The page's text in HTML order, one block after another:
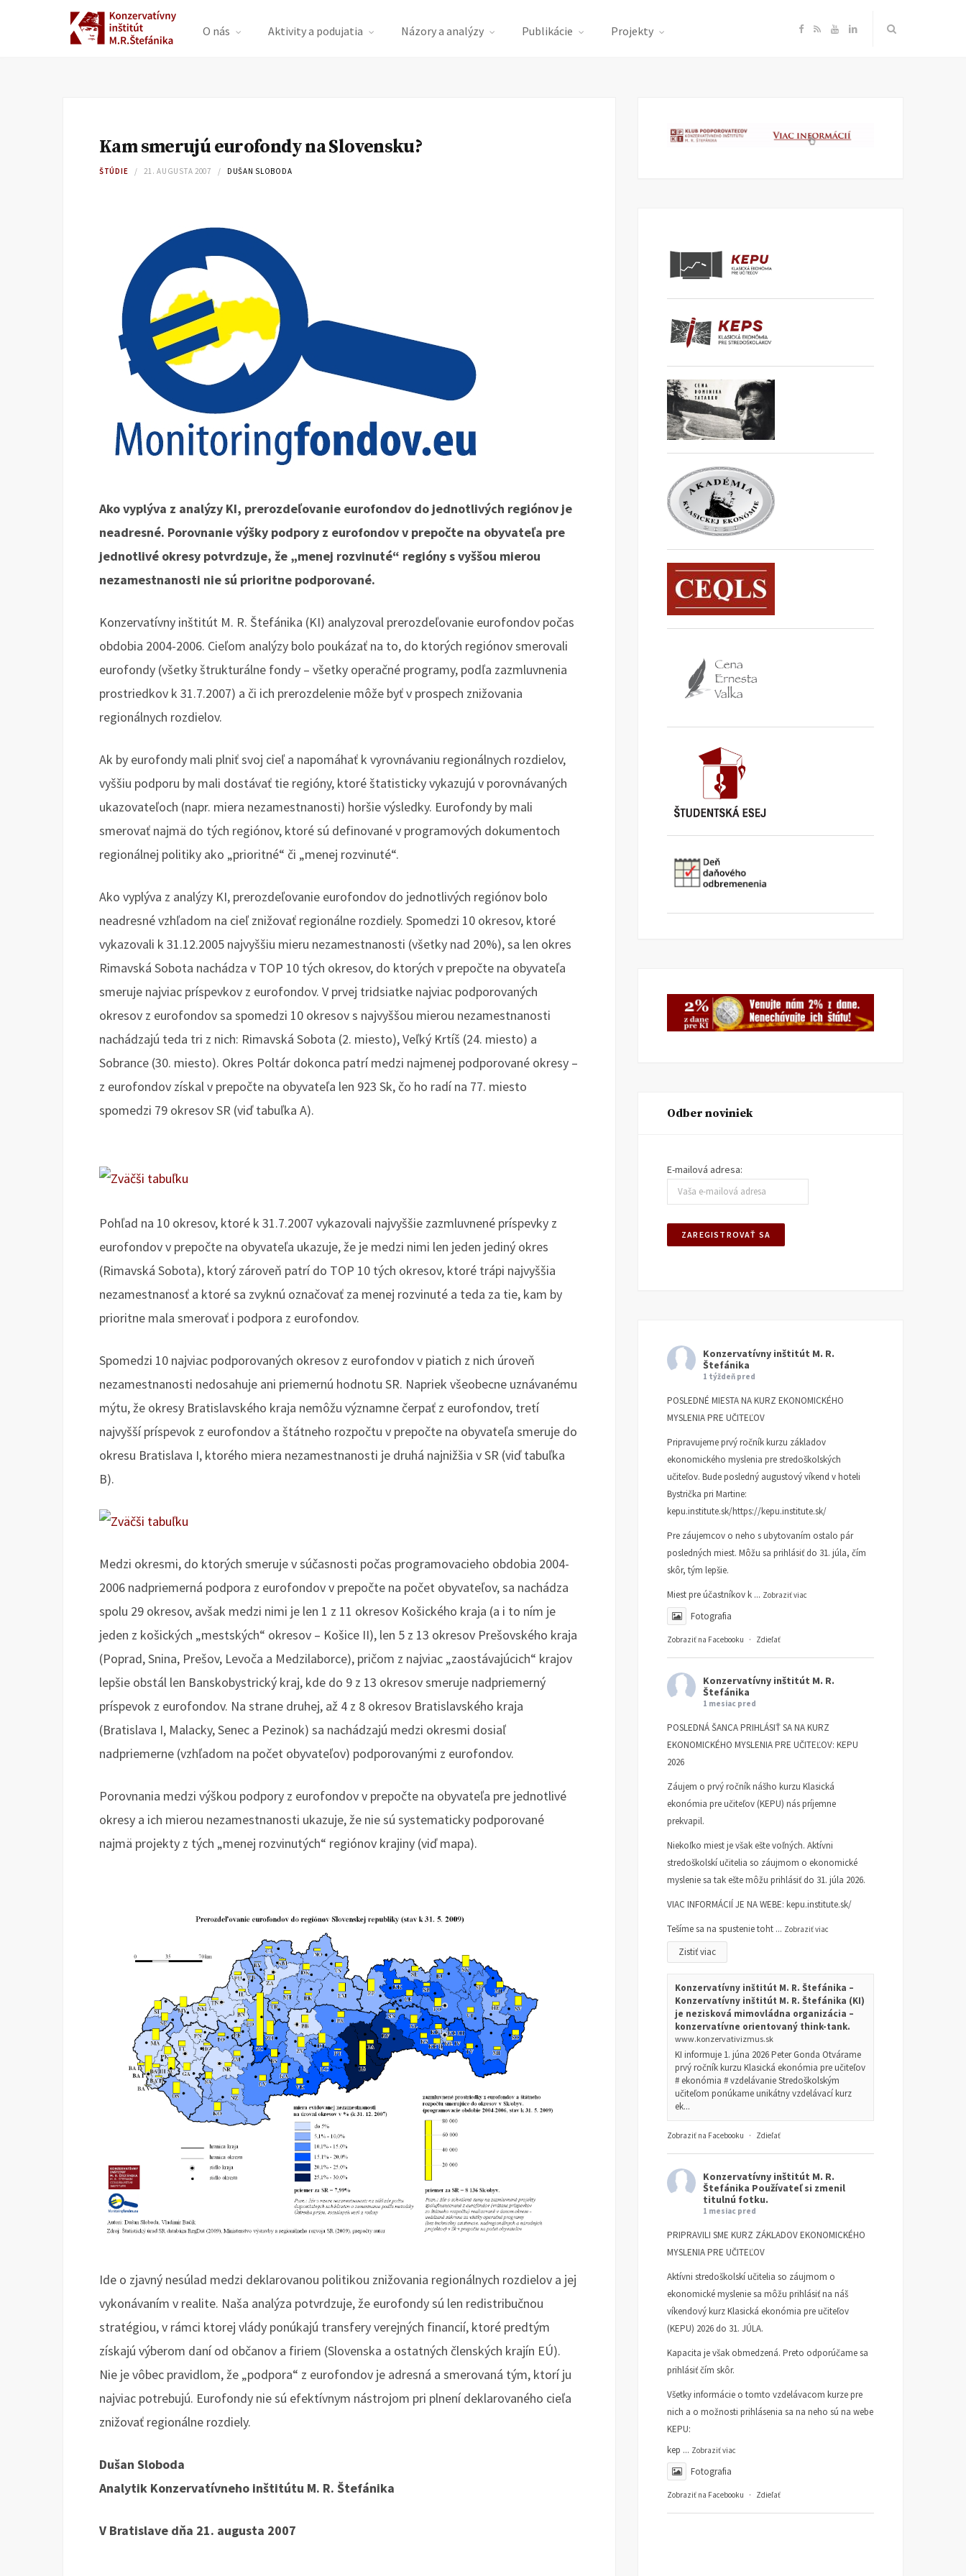
O nás Aktivity a podujatia Názory a analýzy Publikácie Projekty F
e
R Y
T
L
Kam smerujú eurofondy na Slovensku?
ŠTÚDIE 21. AUGUSTA 2007 DUŠAN SLOBODA
Ako vyplýva z analýzy KI, prerozdeľovanie eurofondov do jednotlivých regiónov je
neadresné. Porovnanie výšky podpory z eurofondov v prepočte na obyvateľa pre
jednotlivé okresy potvrdzuje, že „menej rozvinuté“ regióny s vyššou mierou
nezamestnanosti nie sú prioritne podporované.
Konzervatívny inštitút M. R. Štefánika (KI) analyzoval prerozdeľovanie eurofondov počas
obdobia 2004-2006. Cieľom analýzy bolo poukázať na to, do ktorých regiónov smerovali
eurofondy (všetky štrukturálne fondy – všetky operačné programy, podľa zazmluvnenia
prostriedkov k 31.7.2007) a či ich prerozdelenie môže byť v prospech znižovania
regionálnych rozdielov.
Ak by eurofondy mali plniť svoj cieľ a napomáhať k vyrovnávaniu regionálnych rozdielov,
vyššiu podporu by mali dostávať tie regióny, ktoré štatisticky vykazujú v porovnávaných
ukazovateľoch (napr. miera nezamestnanosti) horšie výsledky. Eurofondy by mali
smerovať najmä do tých regiónov, ktoré sú definované v programových dokumentoch
regionálnej politiky ako „prioritné“ či „menej rozvinuté“.
Ako vyplýva z analýzy KI, prerozdeľovanie eurofondov do jednotlivých regiónov bolo
neadresné vzhľadom na cieľ znižovať regionálne rozdiely. Spomedzi 10 okresov, ktoré
vykazovali k 31.12.2005 najvyššiu mieru nezamestnanosti (všetky nad 20%), sa len okres
Rimavská Sobota nachádza v TOP 10 tých okresov, do ktorých v prepočte na obyvateľa
smeruje najviac príspevkov z eurofondov. V prvej tridsiatke najviac podporovaných
okresov z eurofondov sa spomedzi 10 okresov s najvyššou mierou nezamestnanosti
nachádzajú teda tri z nich: Rimavská Sobota (2. miesto), Veľký Krtíš (24. miesto) a
Sobrance (30. miesto). Okres Poltár dokonca patrí medzi najmenej podporované okresy –
z eurofondov získal v prepočte na obyvateľa len 923 Sk, čo ho radí na 77. miesto
spomedzi 79 okresov SR (viď tabuľka A).
Pohľad na 10 okresov, ktoré k 31.7.2007 vykazovali najvyššie zazmluvnené príspevky z
eurofondov v prepočte na obyvateľa ukazuje, že je medzi nimi len jeden jediný okres
(Rimavská Sobota), ktorý zároveň patrí do TOP 10 tých okresov, ktoré trápi najvyššia
nezamestnanosť a ktoré sa zvyknú označovať za menej rozvinuté a teda za tie, kam by
prioritne mala smerovať i podpora z eurofondov.
Spomedzi 10 najviac podporovaných okresov z eurofondov v piatich z nich úroveň
nezamestnanosti nedosahuje ani priemernú hodnotu SR. Napriek všeobecne uznávanému
mýtu, že okresy Bratislavského kraja nemôžu významne čerpať z eurofondov, tretí
najvyšší príspevok z eurofondov a štátneho rozpočtu v prepočte na obyvateľa smeruje do
okresu Bratislava I, ktorého miera nezamestnanosti je druhá najnižšia v SR (viď tabuľka
B).
Medzi okresmi, do ktorých smeruje v súčasnosti počas programovacieho obdobia 2004-
2006 nadpriemerná podpora z eurofondov v prepočte na počet obyvateľov, sa nachádza
spolu 29 okresov, avšak medzi nimi je len 1 z 11 okresov Košického kraja (a i to ním je
jeden z košických „mestských“ okresov – Košice II), len 5 z 13 okresov Prešovského kraja
(Poprad, Snina, Prešov, Levoča a Medzilaborce), pričom z najviac „zaostávajúcich“ krajov
lepšie obstál len Banskobystrický kraj, kde do 9 z 13 okresov smeruje nadpriemerný
príspevok z eurofondov. Na strane druhej, až 4 z 8 okresov Bratislavského kraja
(Bratislava I, Malacky, Senec a Pezinok) sa nachádzajú medzi okresmi dosiaľ
nadpriemerne (vzhľadom na počet obyvateľov) podporovanými z eurofondov.
Porovnania medzi výškou podpory z eurofondov v prepočte na obyvateľa pre jednotlivé
okresy a ich mierou nezamestnanosti ukazuje, že nie sú systematicky podporované
najmä projekty z tých „menej rozvinutých“ regiónov krajiny (viď mapa).
Ide o zjavný nesúlad medzi deklarovanou politikou znižovania regionálnych rozdielov a jej
vykonávaním v realite. Naša analýza potvrdzuje, že eurofondy sú len redistribučnou
stratégiou, v rámci ktorej vlády ponúkajú transfery verejných financií, ktoré predtým
získajú výberom daní od občanov a firiem (Slovenska a ostatných členských krajín EÚ).
Nie je vôbec pravidlom, že „podpora“ z eurofondov je adresná a smerovaná tým, ktorí ju
najviac potrebujú. Eurofondy nie sú efektívnym nástrojom pri plnení deklarovaného cieľa
znižovať regionálne rozdiely.
Dušan Sloboda
Analytik Konzervatívneho inštitútu M. R. Štefánika
V Bratislave dňa 21. augusta 2007
Odber noviniek
E-mailová adresa:
Konzervatívny inštitút M. R.
Štefánika
1 týždeň pred
POSLEDNÉ MIESTA NA KURZ EKONOMICKÉHO
MYSLENIA PRE UČITEĽOV
Pripravujeme prvý ročník kurzu základov
ekonomického myslenia pre stredoškolských
učiteľov. Bude posledný augustový víkend v hoteli
Bystrička pri Martine:
kepu.institute.sk/https://kepu.institute.sk/
Pre záujemcov o neho s ubytovaním ostalo pár
posledných miest. Môžu sa prihlásiť do 31. júla, čím
skôr, tým lepšie.
Miest pre účastníkov k ... Zobraziť viac
Fotografia
Zobraziť na Facebooku · Zdieľať
Konzervatívny inštitút M. R.
Štefánika
1 mesiac pred
POSLEDNÁ ŠANCA PRIHLÁSIŤ SA NA KURZ
EKONOMICKÉHO MYSLENIA PRE UČITEĽOV: KEPU
2026
Záujem o prvý ročník nášho kurzu Klasická
ekonómia pre učiteľov (KEPU) nás príjemne
prekvapil.
Niekoľko miest je však ešte voľných. Aktívni
stredoškolskí učitelia so záujmom o ekonomické
myslenie sa tak ešte môžu prihlásiť do 31. júla 2026.
VIAC INFORMÁCIÍ JE NA WEBE: kepu.institute.sk/
Tešíme sa na spustenie toht ... Zobraziť viac
Zistiť viac
Konzervatívny inštitút M. R. Štefánika –
Konzervatívny inštitút M. R. Štefánika (KI)
je nezisková mimovládna organizácia –
konzervatívne orientovaný think-tank.
www.konzervativizmus.sk
KI informuje 1. júna 2026 Peter Gonda Otvárame
prvý ročník kurzu Klasická ekonómia pre učiteľov
# ekonómia # vzdelávanie Stredoškolským
učiteľom ponúkame unikátny vzdelávací kurz
ek...
Zobraziť na Facebooku · Zdieľať
Konzervatívny inštitút M. R.
Štefánika Používateľ si zmenil
titulnú fotku.
1 mesiac pred
PRIPRAVILI SME KURZ ZÁKLADOV EKONOMICKÉHO
MYSLENIA PRE UČITEĽOV
Aktívni stredoškolskí učitelia so záujmom o
ekonomické myslenie sa môžu prihlásiť na náš
víkendový kurz Klasická ekonómia pre učiteľov
(KEPU) 2026 do 31. JÚLA.
Kapacita je však obmedzená. Preto odporúčame sa
prihlásiť čím skôr.
Všetky informácie o tomto vzdelávacom kurze pre
nich a o možnosti prihlásenia sa na neho sú na webe
KEPU:
kep ... Zobraziť viac
Fotografia
Zobraziť na Facebooku · Zdieľať